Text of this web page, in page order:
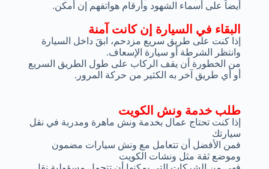
البقاء في السيارة إن كانت آمنة
إذا كنت على طريق سريع مزدحم، ابقَ داخل السيارة
وانتظر الشرطة أو سيارة الإسعاف.
من الخطورة أن يقف الركاب على طول الطريق السريع
أو أي طريق آخر به الكثير من حركة المرور.
أيضاً على أسماء الشهود وأرقام هواتفهم إن أمكن.
طلب خدمة ونش الكويت
إذا كنت تحتاج عمال بخدمة ونش ماهرة ومدربة في نقل
سيارتك
فمن الأفضل أن تتعامل مع ونش سيارات مضمون
وموضع ثقة مثل ونشات الكويت